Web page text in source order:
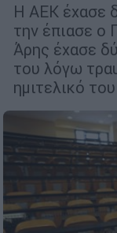
Η ΑΕΚ έχασε
την έπιασε ο
Άρης έχασε
του λόγω
ημιτελικό